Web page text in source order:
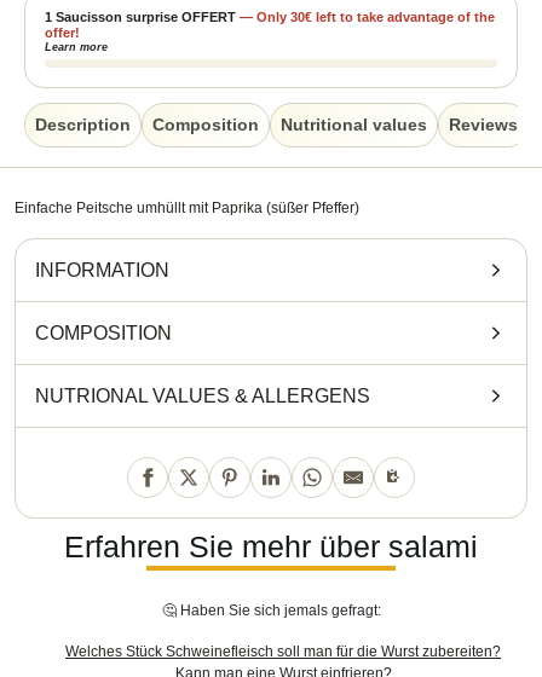
1 Saucisson surprise OFFERT — Only 30€ left to take advantage of the
offer!
Learn more
Description Composition Nutritional values Reviews
Einfache Peitsche umhüllt mit Paprika (süßer Pfeffer)
INFORMATION
COMPOSITION
NUTRIONAL VALUES & ALLERGENS
Erfahren Sie mehr über salami
🤔 Haben Sie sich jemals gefragt:
Welches Stück Schweinefleisch soll man für die Wurst zubereiten?
Kann man eine Wurst einfrieren?